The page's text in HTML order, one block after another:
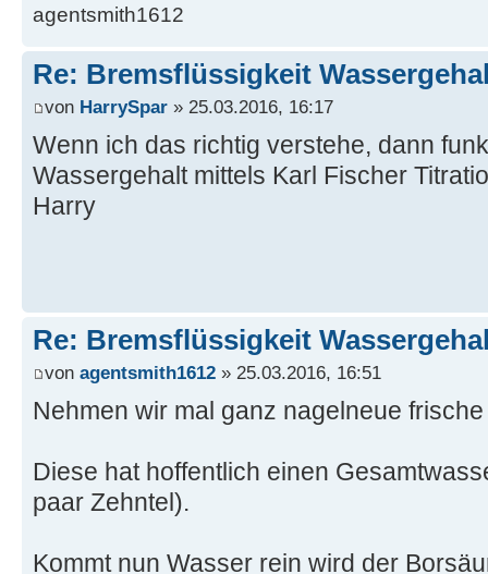
agentsmith1612
Re: Bremsflüssigkeit
von HarrySpar » 25.03.2016, 16:17
Wenn ich das richtig verstehe, dann
Wassergehalt mittels Karl Fischer
Harry
Re: Bremsflüssigkeit
von agentsmith1612 » 25.03.2016, 16:51
Nehmen wir mal ganz nagelneue frische
Diese hat hoffentlich einen
paar Zehntel).
Kommt nun Wasser rein wird der